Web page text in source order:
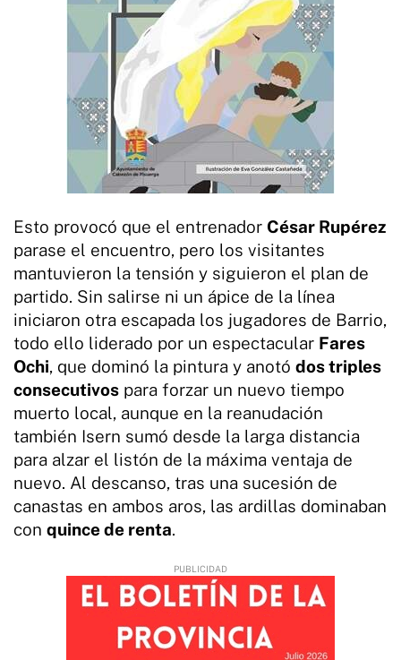
Esto provocó que el entrenador César Rupérez
parase el encuentro, pero los visitantes
mantuvieron la tensión y siguieron el plan de
partido. Sin salirse ni un ápice de la línea
iniciaron otra escapada los jugadores de Barrio,
todo ello liderado por un espectacular Fares
Ochi, que dominó la pintura y anotó dos triples
consecutivos para forzar un nuevo tiempo
muerto local, aunque en la reanudación
también Isern sumó desde la larga distancia
para alzar el listón de la máxima ventaja de
nuevo. Al descanso, tras una sucesión de
canastas en ambos aros, las ardillas dominaban
con quince de renta.